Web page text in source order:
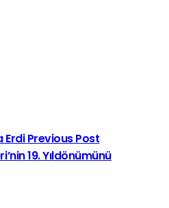
ErdiPrevious Post
19. Yıldönümünü